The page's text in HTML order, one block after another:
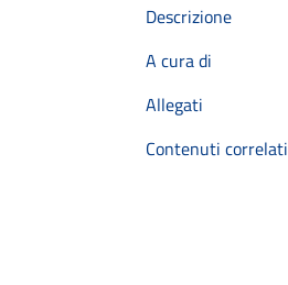
Descrizione
A cura di
Allegati
Contenuti correlati